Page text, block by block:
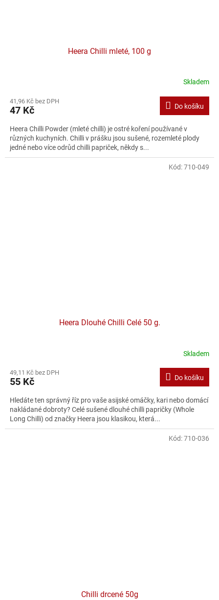
Heera Chilli mleté, 100 g
Skladem
41,96 Kč bez DPH
47 Kč Do košíku
Heera Chilli Powder (mleté chilli) je ostré koření používané v
různých kuchyních. Chilli v prášku jsou sušené, rozemleté plody
jedné nebo více odrůd chilli papriček, někdy s...
Heera Dlouhé Chilli Celé 50 g.
Skladem
49,11 Kč bez DPH
55 Kč Do košíku
Hledáte ten správný říz pro vaše asijské omáčky, kari nebo domácí
nakládané dobroty? Celé sušené dlouhé chilli papričky (Whole
Long Chilli) od značky Heera jsou klasikou, která...
Kód:710-049
Chilli drcené 50g
Kód:710-036